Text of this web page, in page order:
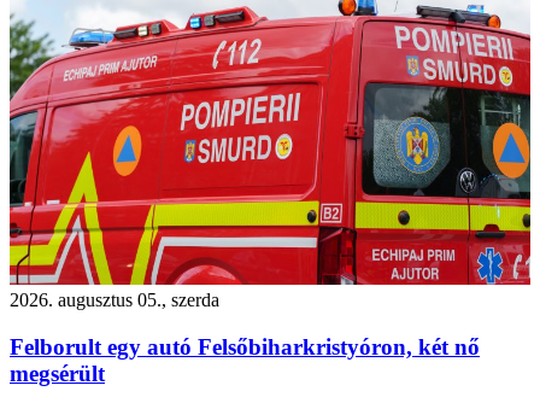
2026. augusztus 05., szerda
Felborult egy autó Felsőbiharkristyóron, két nő
megsérült